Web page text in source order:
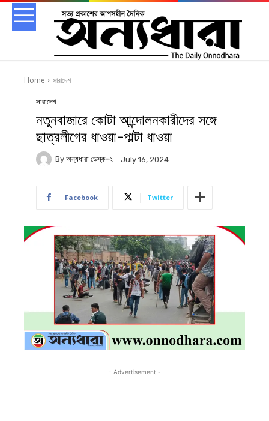
Home সারাদেশ
সারাদেশ
নতুনবাজারে কোটা আন্দোলনকারীদের সঙ্গে
ছাত্রলীগের ধাওয়া-পাল্টা ধাওয়া
By অন্যধারা ডেস্ক-২ July 16, 2024
Facebook Twitter
- Advertisement -